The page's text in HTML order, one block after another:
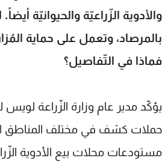
والأدوية الزّراعيّة والحيوانيّة
بالمرصاد، وتعمل على حماية
فماذا في التّفاصيل؟
يؤكّد مدير عام وزارة الزّراعة لويس
حملات كشف في مختلف المناطق
مستودعات محلات بيع الأدوية